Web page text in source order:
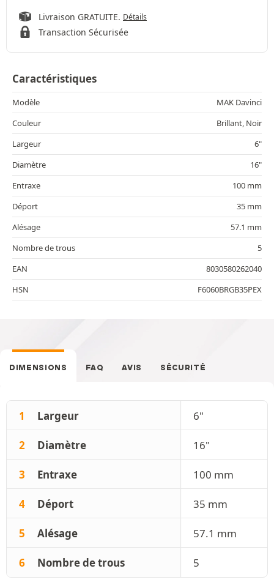
Livraison GRATUITE. Détails
Transaction Sécurisée
Caractéristiques
Modèle
MAK Davinci
Couleur
Brillant, Noir
Largeur
6"
Diamètre
16"
Entraxe
100 mm
Déport
35 mm
Alésage
57.1 mm
Nombre de trous
5
EAN
8030580262040
HSN
F6060BRGB35PEX
DIMENSIONS FAQ AVIS SÉCURITÉ
1 Largeur 6"
2 Diamètre 16"
3 Entraxe 100 mm
4 Déport 35 mm
5 Alésage 57.1 mm
6 Nombre de trous 5